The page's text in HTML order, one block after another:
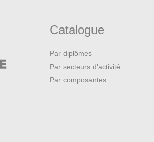
Catalogue
Par diplômes
Par secteurs d’activité
Par composantes